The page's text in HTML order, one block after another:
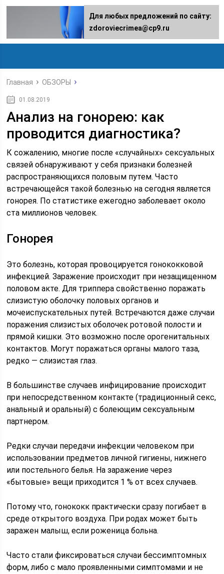
Главная ОБЗОРЫ
01.08.2019
Анализ на гонорею: как
проводится диагностика?
К сожалению, многие после «случайных» сексуальных
связей обнаруживают у себя признаки болезней
распространяющихся половым путем. Часто
встречающейся такой болезнью на сегодня является
гонорея. По статистике ежегодно заболевает около
ста миллионов человек.
Гонорея
Это болезнь, которая провоцируется гонококковой
инфекцией. Заражение происходит при незащищенном
половом акте. Для триппера свойственно поражать
слизистую оболочку половых органов и
мочеиспускательных путей. Встречаются даже случаи
поражения слизистых оболочек ротовой полости и
прямой кишки. Это возможно после орогенитальных
контактов. Могут поражаться органы малого таза,
редко — слизистая глаз.
В большинстве случаев инфицирование происходит
при непосредственном контакте (традиционный секс,
анальный и оральный) с болеющим сексуальным
партнером.
Редки случаи передачи инфекции человеком при
использовании предметов личной гигиены, нижнего
или постельного белья. На заражение через
«бытовые» вещи приходится 1 % от всех случаев.
Потому что, гонококк практически сразу погибает в
среде открытого воздуха. При родах может быть
заражен малыш, если роженица больна.
Часто стали фиксироваться случаи бессимптомных
форм, либо с мало проявленными симптомами и не
Для любых предложений по сайту:
zdoroviecrimea@cp9.ru